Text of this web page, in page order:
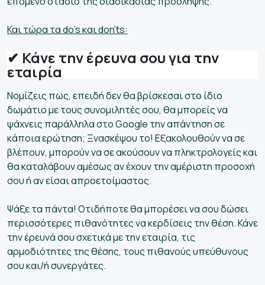
Και τώρα τα do’sκαι don’ts:
✔ Κάνε την έρευνα σου για την
εταιρία
Νομίζεις πως, επειδή δεν θα βρίσκεσαι στο ίδιο
δωμάτιο με τους συνομιλητές σου, θα μπορείς να
ψάχνεις παράλληλα στο Google την απάντηση σε
κάποια ερώτηση; Ξνασκέψου το! Εξακολουθούν να σε
βλέπουν, μπορούν να σε ακούσουν να πληκτρολογείς και
θα καταλάβουν αμέσως αν έχουν την αμέριστη προσοχή
σου ή αν είσαι απροετοίμαστος.
Ψάξε τα πάντα! Οτιδήποτε θα μπορέσει να σου δώσει
περισσότερες πιθανότητες να κερδίσεις την θέση. Κάνε
την έρευνά σου σχετικά με την εταιρία, τις
αρμοδιότητες της θέσης, τους πιθανούς υπεύθυνους
σου και/ή συνεργάτες.